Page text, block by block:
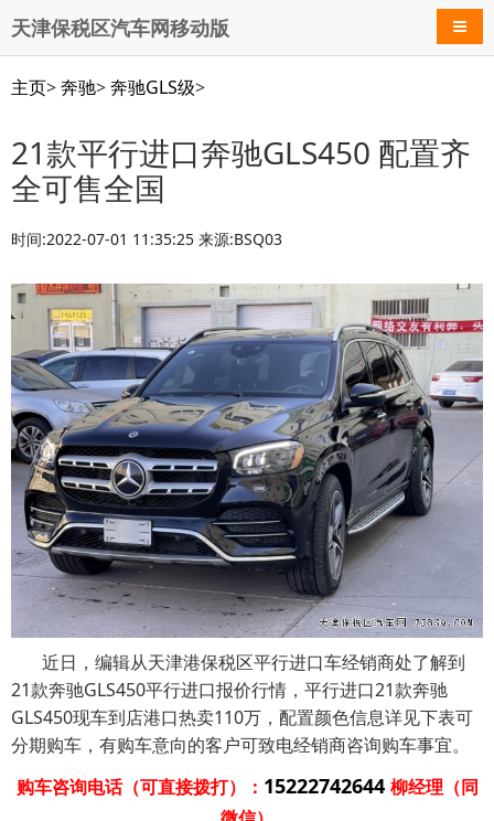
天津保税区汽车网移动版 导航
主页>奔驰>奔驰GLS级>
21款平行进口奔驰GLS450 配置齐
全可售全国
时间:2022-07-01 11:35:25 来源:BSQ03
近日，编辑从天津港保税区平行进口车经销商处了解到
21款奔驰GLS450平行进口报价行情，平行进口21款奔驰
GLS450现车到店港口热卖110万，配置颜色信息详见下表可
分期购车，有购车意向的客户可致电经销商咨询购车事宜。
购车咨询电话（可直接拨打）： 15222742644 柳经理（同